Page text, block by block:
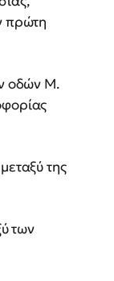
πρώτη
οδών Μ.
της
των